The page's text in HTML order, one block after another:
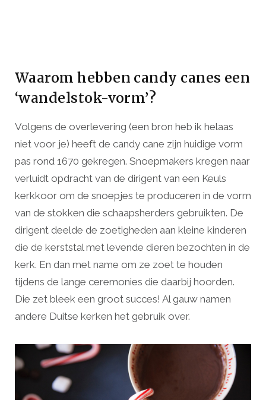
Waarom hebben candy canes een
‘wandelstok-vorm’?
Volgens de overlevering (een bron heb ik helaas
niet voor je) heeft de candy cane zijn huidige vorm
pas rond 1670 gekregen. Snoepmakers kregen naar
verluidt opdracht van de dirigent van een Keuls
kerkkoor om de snoepjes te produceren in de vorm
van de stokken die schaapsherders gebruikten. De
dirigent deelde de zoetigheden aan kleine kinderen
die de kerststal met levende dieren bezochten in de
kerk. En dan met name om ze zoet te houden
tijdens de lange ceremonies die daarbij hoorden.
Die zet bleek een groot succes! Al gauw namen
andere Duitse kerken het gebruik over.